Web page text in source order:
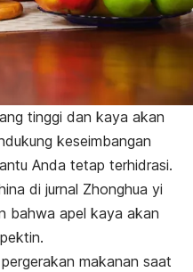
tinggi dan kaya akan
keseimbangan
Anda tetap terhidrasi.
di jurnal Zhonghua yi
bahwa apel kaya akan
makanan saat